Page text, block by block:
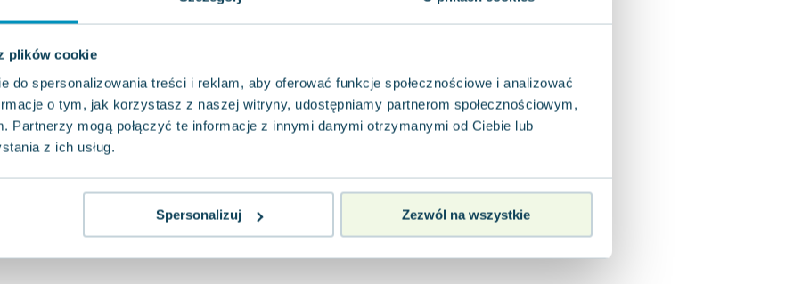
plików cookie
do spersonalizowania treści i reklam, aby oferować funkcje społecznościowe i analizować
o tym, jak korzystasz z naszej witryny, udostępniamy partnerom społecznościowym,
Partnerzy mogą połączyć te informacje z innymi danymi otrzymanymi od Ciebie lub
z ich usług.
Spersonalizuj Zezwól na wszystkie